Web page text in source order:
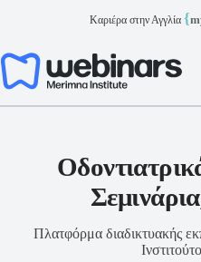
Καριέρα στην Αγγλία {
Πλατφόρμα διαδικτυακής